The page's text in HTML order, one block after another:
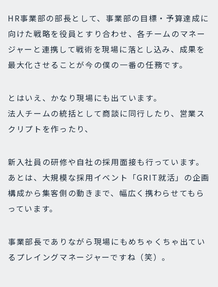
HR事業部の部長として、事業部の目標・予算達成に
向けた戦略を役員とすり合わせ、各チームのマネー
ジャーと連携して戦術を現場に落とし込み、成果を
最大化させることが今の僕の一番の任務です。
とはいえ、かなり現場にも出ています。
法人チームの統括として商談に同行したり、営業ス
クリプトを作ったり、
新入社員の研修や自社の採用面接も行っています。
あとは、大規模な採用イベント「GRIT就活」の企画
構成から集客側の動きまで、幅広く携わらせてもら
っています。
事業部長でありながら現場にもめちゃくちゃ出てい
るプレイングマネージャーですね（笑）。